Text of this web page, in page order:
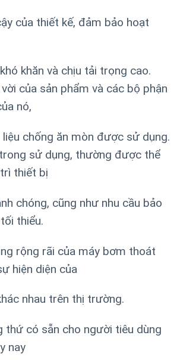
của thiết kế, đảm bảo hoạt
khăn và chịu tải trọng cao.
của sản phẩm và các bộ phận
nó,
chống ăn mòn được sử dụng.
sử dụng, thường được thể
thiết bị
chóng, cũng như nhu cầu bảo
thiểu.
rộng rãi của máy bơm thoát
hiện diện của
nhau trên thị trường.
thứ có sẵn cho người tiêu dùng
nay